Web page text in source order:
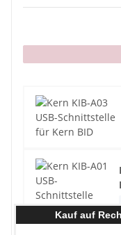
Kauf auf
x